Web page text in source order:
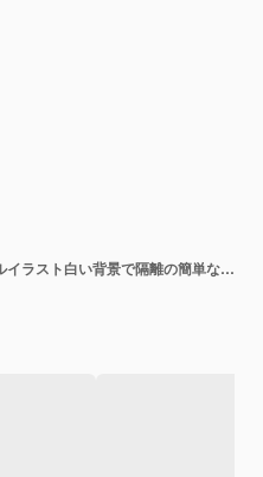
女性アバターのセットベクトルイラスト白い背景で隔離の簡単な線画